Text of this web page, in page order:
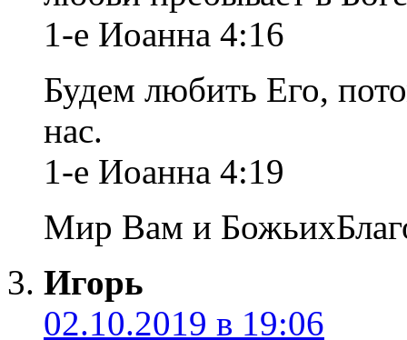
1-е Иоанна 4:16
Будем любить Его,
нас.
1-е Иоанна 4:19
Мир Вам и
Игорь
02.10.2019 в 19:06